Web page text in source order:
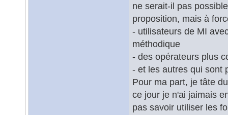
ne serait-il pas
proposition, mais à
- utilisateurs de MI
méthodique
- des opérateurs plus
- et les autres qui sont
Pour ma part, je tâte
ce jour je n'ai jaimais
pas savoir utiliser les